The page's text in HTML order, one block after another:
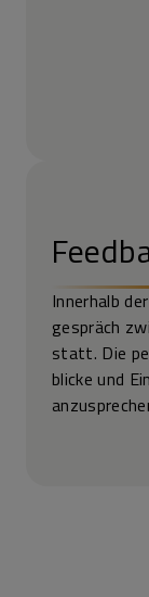
Innerhalb
gespräch
statt. Die
blicke und